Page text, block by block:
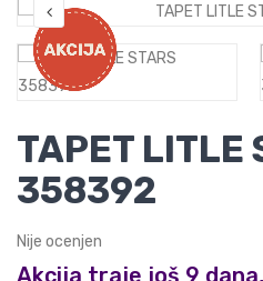
TAPET LITLE
358392
Nije ocenjen
Akcija traje još 9